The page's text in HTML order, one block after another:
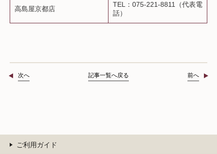
高島屋京都店
TEL：075-221-8811（代表電
話）
次へ 記事一覧へ戻る 前へ
ご利用ガイド